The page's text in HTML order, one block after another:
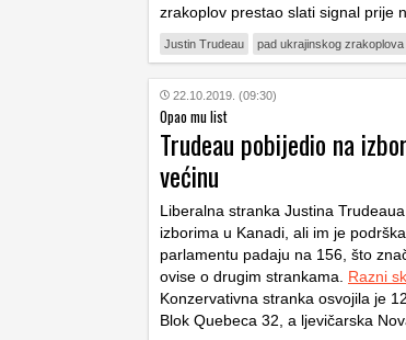
zrakoplov prestao slati signal prije
Justin Trudeau pad ukrajinskog zrakoplova
22.10.2019. (09:30)
Opao mu list
Trudeau pobijedio na
većinu
Liberalna stranka Justina
izborima u Kanadi, ali im je
parlamentu padaju na 156, što
ovise o drugim strankama. Razni
Konzervativna stranka osvojila je
Blok Quebeca 32, a ljevičarska